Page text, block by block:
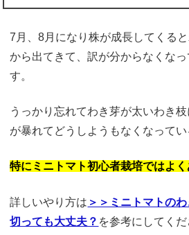
7月、8月になり株が成長してくる
から出てきて、訳が分からなくな
す。
うっかり忘れてわき芽が太いわき
が暴れてどうしようもなくなってい
特にミニトマト初心者栽培ではよ
詳しいやり方は ＞＞ミニトマトの
切っても大丈夫？ を参考にしてくだ